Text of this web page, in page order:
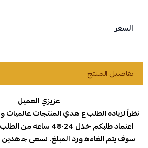
السعر
تفاصيل المنتج
عزيزي العميل
نظراً لزياده الطلب ع هذي المنتجات عالميات
اعتماد طلبكم خلال 24-48
سوف يتم الغاءه ورد المبلغ. نسعى جاهدين